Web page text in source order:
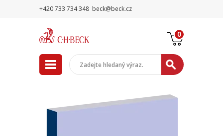
+420 733 734 348 beck@beck.cz
0